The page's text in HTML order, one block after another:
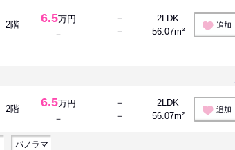
2階 6.5万円
－
－
－
2LDK
56.07m²
追加
2階 6.5万円
－
－
－
2LDK
56.07m²
追加
パノラマ